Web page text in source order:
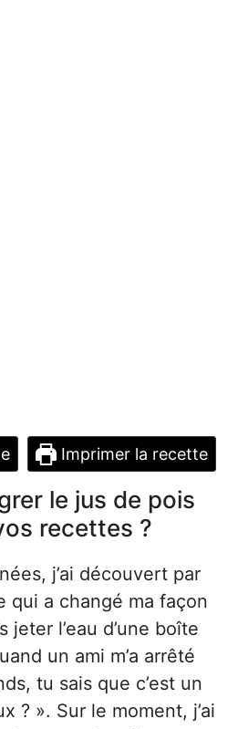
Imprimer la recette
le jus de pois
recettes ?
j’ai découvert par
qui a changé ma façon
jeter l’eau d’une boîte
un ami m’a arrêté
tu sais que c’est un
? ». Sur le moment, j’ai